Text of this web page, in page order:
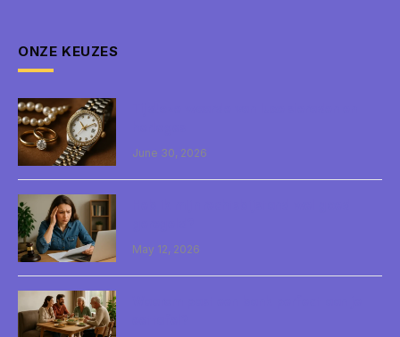
ONZE KEUZES
June 30, 2026
May 12, 2026